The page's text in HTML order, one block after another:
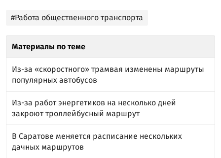
#Работа общественного транспорта
Материалы по теме
Из-за «скоростного» трамвая изменены маршруты
популярных автобусов
Из-за работ энергетиков на несколько дней
закроют троллейбусный маршрут
В Саратове меняется расписание нескольких
дачных маршрутов